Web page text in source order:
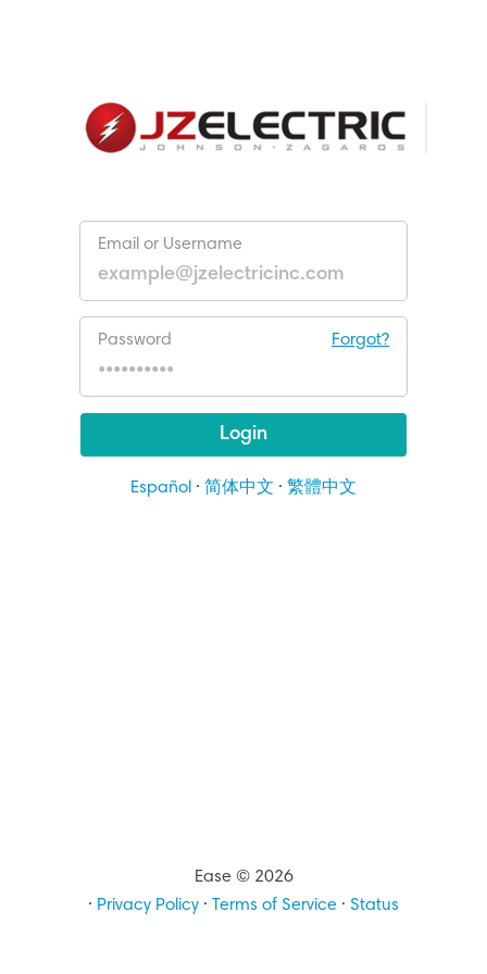
Email or Username
Password Forgot?
Login
Español · 简体中文 · 繁體中文
Ease © 2026
· Privacy Policy · Terms of Service · Status